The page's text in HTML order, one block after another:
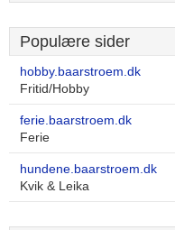
Populære sider
hobby.baarstroem.dk
Fritid/Hobby
ferie.baarstroem.dk
Ferie
hundene.baarstroem.dk
Kvik & Leika